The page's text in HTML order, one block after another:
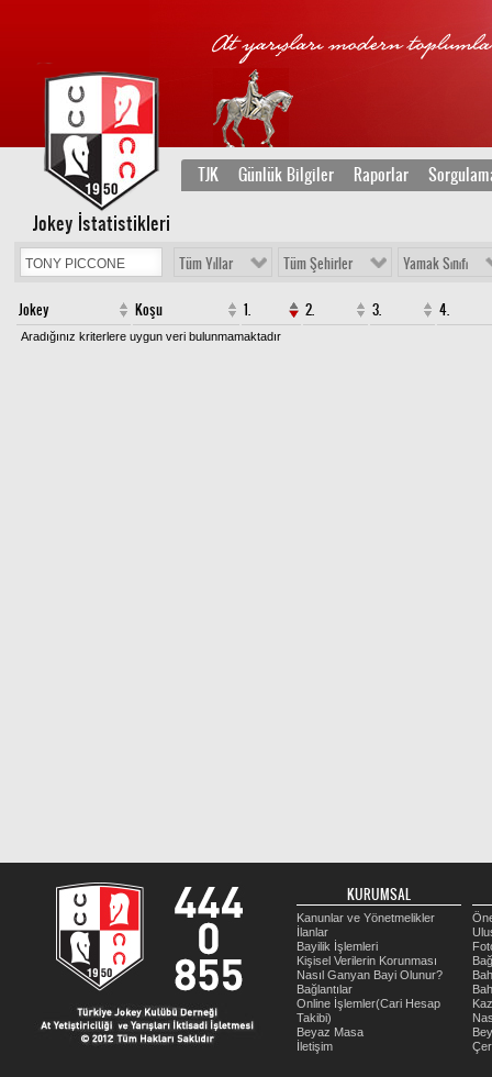
TJK Günlük Bilgiler Raporlar
Jokey İstatistikleri
Tüm Yıllar Tüm Şehirler Yamak Sınıfı
Jokey Koşu 1. 2. 3. 4.
Aradığınız kriterlere uygun veri bulunmamaktadır
KURUMSAL
Kanunlar ve Yönetmelikler
İlanlar
Bayilik İşlemleri
Kişisel Verilerin Korunması
Nasıl Ganyan Bayi Olunur?
Bağlantılar
Online İşlemler(Cari Hesap
Takibi)
Beyaz Masa
İletişim